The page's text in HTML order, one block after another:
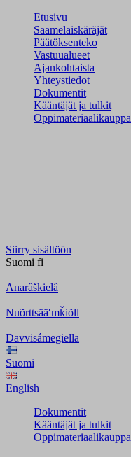
Etusivu
Saamelaiskäräjät
Päätöksenteko
Vastuualueet
Ajankohtaista
Yhteystiedot
Dokumentit
Kääntäjät ja tulkit
Oppimateriaalikauppa
Siirry sisältöön
Suomi fi
Anarâškielâ
Nuõrttsääʹmǩiõll
Davvisámegiella
Suomi
English
Dokumentit
Kääntäjät ja tulkit
Oppimateriaalikauppa